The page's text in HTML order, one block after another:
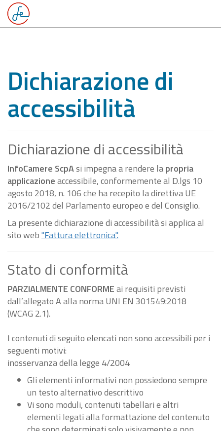
Dichiarazione di
accessibilità
Dichiarazione di accessibilità
InfoCamere ScpAsi impegna a rendere lapropria
applicazioneaccessibile, conformemente al D.lgs 10
agosto 2018, n. 106 che ha recepito la direttiva UE
2016/2102 del Parlamento europeo e del Consiglio.
La presente dichiarazione di accessibilità si applica al
sito web"Fattura elettronica".
Stato di conformità
PARZIALMENTE CONFORMEai requisiti previsti
dall’allegato A alla norma UNI EN 301549:2018
(WCAG 2.1).
I contenuti di seguito elencati non sono accessibili per i
seguenti motivi:
inosservanza della legge 4/2004
Gli elementi informativi non possiedono sempre
un testo alternativo descrittivo
Vi sono moduli, contenuti tabellari e altri
elementi legati alla formattazione del contenuto